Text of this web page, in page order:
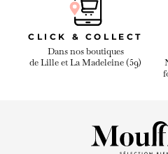
CLICK & COLLECT
Dans nos boutiques
de Lille et La Madeleine (59)